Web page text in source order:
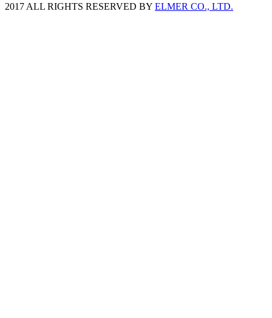
2017 ALL RIGHTS RESERVED BY ELMER CO., LTD.